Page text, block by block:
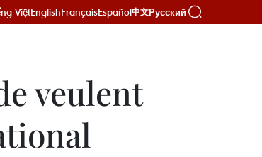
ViệtEnglishFrançaisEspañol中文Русский
veulent